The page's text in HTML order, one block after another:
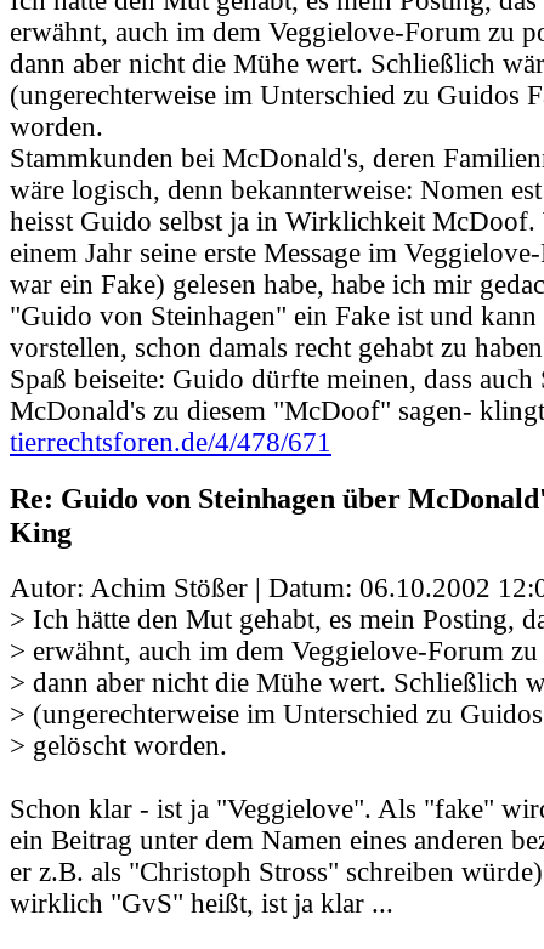
erwähnt, auch im dem Veggielove-Forum zu
dann aber nicht die Mühe wert. Schließlich
(ungerechterweise im Unterschied zu Guidos
worden.
Stammkunden bei McDonald's, deren
wäre logisch, denn bekannterweise: Nomen
heisst Guido selbst ja in Wirklichkeit
einem Jahr seine erste Message im
war ein Fake) gelesen habe, habe ich mir
"Guido von Steinhagen" ein Fake ist und
vorstellen, schon damals recht gehabt zu
Spaß beiseite: Guido dürfte meinen, dass
McDonald's zu diesem "McDoof" sagen-
tierrechtsforen.de/4/478/671
Re: Guido von Steinhagen über
King
Autor: Achim Stößer | Datum: 06.10.2002
> Ich hätte den Mut gehabt, es mein Posting,
> erwähnt, auch im dem Veggielove-Forum
> dann aber nicht die Mühe wert. Schließlich
> (ungerechterweise im Unterschied zu
> gelöscht worden.
Schon klar - ist ja "Veggielove". Als "fake"
ein Beitrag unter dem Namen eines anderen
er z.B. als "Christoph Stross" schreiben
wirklich "GvS" heißt, ist ja klar ...